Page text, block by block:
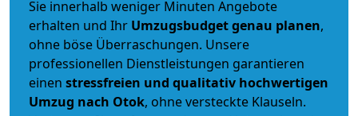
Sie innerhalb weniger Minuten Angebote
erhalten und Ihr Umzugsbudgetgenau planen,
ohne böse Überraschungen. Unsere
professionellen Dienstleistungen garantieren
einen stressfreien und qualitativ hochwertigen
Umzug nach Otok, ohne versteckte Klauseln.